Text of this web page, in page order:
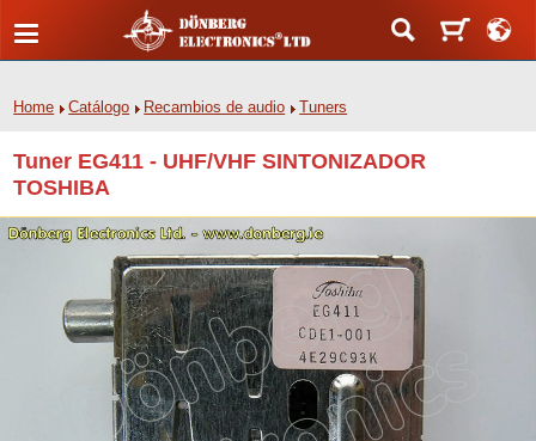
Home Catálogo Recambios de audio Tuners
Tuner EG411 - UHF/VHF SINTONIZADOR
TOSHIBA